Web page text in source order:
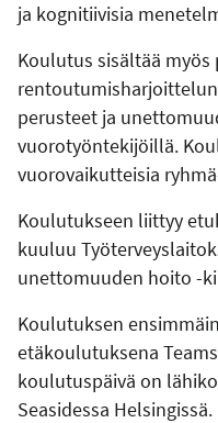
ja kognitiivisia
Koulutus sisältää
perusteet ja
vuorotyöntekijöillä.
vuorovaikutteisia
Koulutukseen liittyy
kuuluu
unettomuuden hoito -
Koulutuksen
etäkoulutuksena
koulutuspäivä on
Seasidessa Helsingissä.